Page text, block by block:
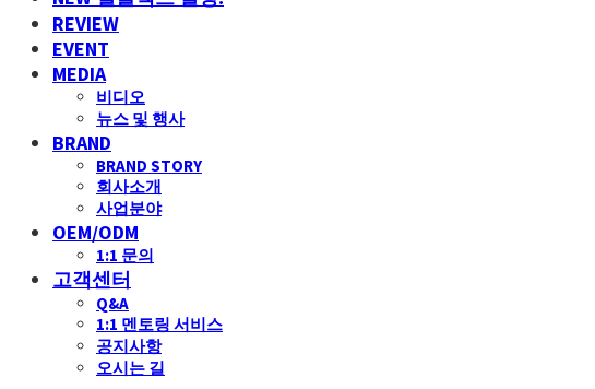
REVIEW
EVENT
MEDIA
비디오
뉴스 및 행사
BRAND
BRAND STORY
회사소개
사업분야
OEM/ODM
1:1 문의
고객센터
Q&A
1:1 멘토링 서비스
공지사항
오시는 길